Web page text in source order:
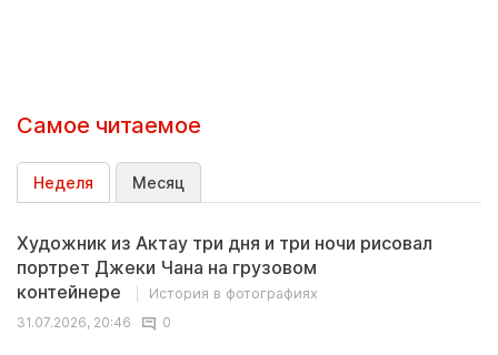
Самое читаемое
Неделя Месяц
Художник из Актау три дня и три ночи рисовал
портрет Джеки Чана на грузовом
контейнере
История в фотографиях
31.07.2026, 20:46
0